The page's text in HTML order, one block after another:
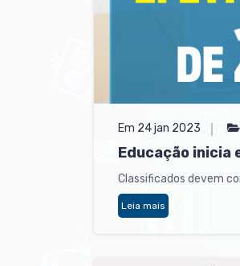
Em 24 jan 2023
Educação
Classificados devem
Leia mais